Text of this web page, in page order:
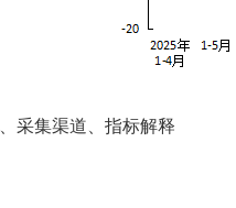
采集渠道、指标解释